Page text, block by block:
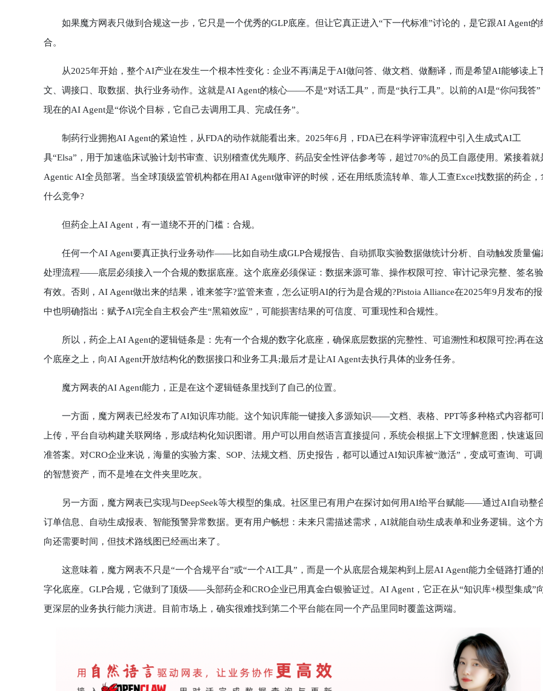
如果魔方网表只做到合规这一步，它只是一个优秀的GLP底座。但让它真正进入“下一代标准”讨论的，是它跟AI Agent的
合。
从2025年开始，整个AI产业在发生一个根本性变化：企业不再满足于AI做问答、做文档、做翻译，而是希望AI能够读上
文、调接口、取数据、执行业务动作。这就是AI Agent的核心——不是“对话工具”，而是“执行工具”。以前的AI是“你问我答”
现在的AI Agent是“你说个目标，它自己去调用工具、完成任务”。
制药行业拥抱AI Agent的紧迫性，从FDA的动作就能看出来。2025年6月，FDA已在科学评审流程中引入生成式AI工
具“Elsa”，用于加速临床试验计划书审查、识别稽查优先顺序、药品安全性评估参考等，超过70%的员工自愿使用。紧接着就
Agentic AI全员部署。当全球顶级监管机构都在用AI Agent做审评的时候，还在用纸质流转单、靠人工查Excel找数据的药企，
什么竞争?
但药企上AI Agent，有一道绕不开的门槛：合规。
任何一个AI Agent要真正执行业务动作——比如自动生成GLP合规报告、自动抓取实验数据做统计分析、自动触发质量偏
处理流程——底层必须接入一个合规的数据底座。这个底座必须保证：数据来源可靠、操作权限可控、审计记录完整、签名
有效。否则，AI Agent做出来的结果，谁来签字?监管来查，怎么证明AI的行为是合规的?Pistoia Alliance在2025年9月发布的
中也明确指出：赋予AI完全自主权会产生“黑箱效应”，可能损害结果的可信度、可重现性和合规性。
所以，药企上AI Agent的逻辑链条是：先有一个合规的数字化底座，确保底层数据的完整性、可追溯性和权限可控;再在
个底座之上，向AI Agent开放结构化的数据接口和业务工具;最后才是让AI Agent去执行具体的业务任务。
魔方网表的AI Agent能力，正是在这个逻辑链条里找到了自己的位置。
一方面，魔方网表已经发布了AI知识库功能。这个知识库能一键接入多源知识——文档、表格、PPT等多种格式内容都可
上传，平台自动构建关联网络，形成结构化知识图谱。用户可以用自然语言直接提问，系统会根据上下文理解意图，快速返
准答案。对CRO企业来说，海量的实验方案、SOP、法规文档、历史报告，都可以通过AI知识库被“激活”，变成可查询、可调
的智慧资产，而不是堆在文件夹里吃灰。
另一方面，魔方网表已实现与DeepSeek等大模型的集成。社区里已有用户在探讨如何用AI给平台赋能——通过AI自动整
订单信息、自动生成报表、智能预警异常数据。更有用户畅想：未来只需描述需求，AI就能自动生成表单和业务逻辑。这个
向还需要时间，但技术路线图已经画出来了。
这意味着，魔方网表不只是“一个合规平台”或“一个AI工具”，而是一个从底层合规架构到上层AI Agent能力全链路打通的
字化底座。GLP合规，它做到了顶级——头部药企和CRO企业已用真金白银验证过。AI Agent，它正在从“知识库+模型集成”
更深层的业务执行能力演进。目前市场上，确实很难找到第二个平台能在同一个产品里同时覆盖这两端。